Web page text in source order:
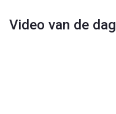
Video van de dag